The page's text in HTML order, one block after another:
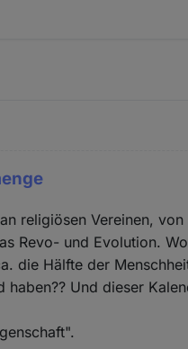
religiösen Vereinen,
Revo- und Evolution.
die Hälfte der
haben?? Und dieser